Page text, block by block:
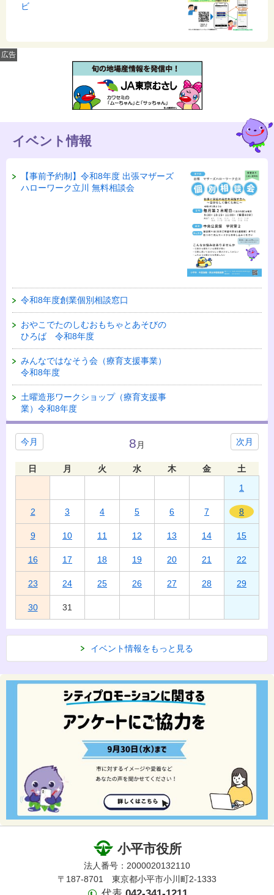
ビ
広告
イベント情報
【事前予約制】令和8年度 出張マザーズ
ハローワーク立川 無料相談会
令和8年度創業個別相談窓口
おやこでたのしむおもちゃとあそびの
ひろば 令和8年度
みんなではなそう会（療育支援事業）
令和8年度
土曜造形ワークショップ（療育支援事
業）令和8年度
今月 次月
8 月
日 月 火 水 木 金
土
1
2 3 4 5 6 7 8
9 10 11 12 13 14 15
16 17 18 19 20 21 22
23 24 25 26 27 28 29
30 31
イベント情報をもっと見る
小平市役所
法人番号：2000020132110
〒187-8701 東京都小平市小川町2-1333